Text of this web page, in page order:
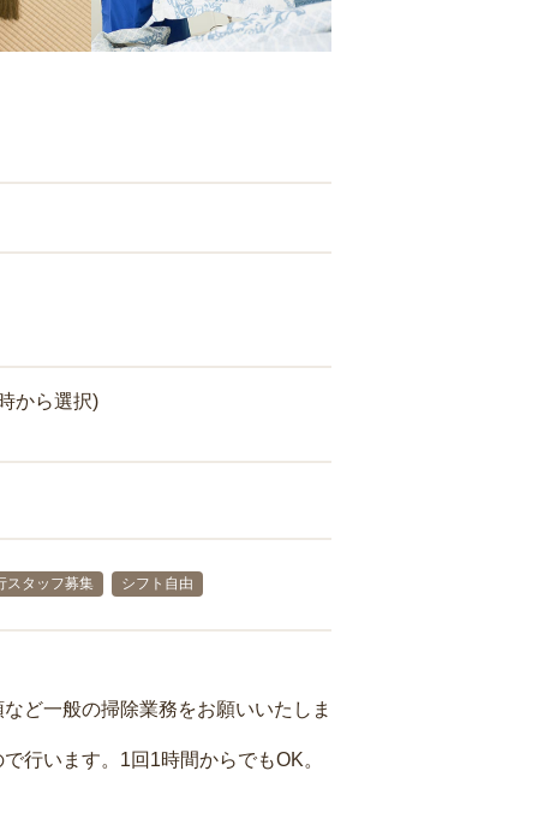
から選択)
スタッフ募集 シフト自由
ど一般の掃除業務をお願いいたしま
行います。1回1時間からでもOK。